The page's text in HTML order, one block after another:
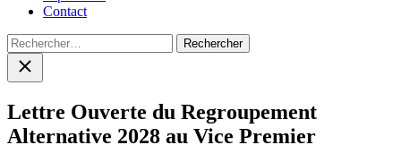
Contact
Rechercher :
Close
search
Lettre Ouverte du Regroupement
Alternative 2028 au Vice Premier